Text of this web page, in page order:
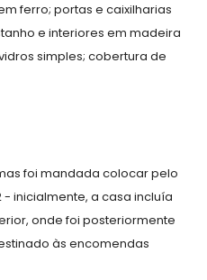
ferro; portas e caixilharias
e interiores em madeira
simples; cobertura de
foi mandada colocar pelo
inicialmente, a casa incluía
onde foi posteriormente
às encomendas